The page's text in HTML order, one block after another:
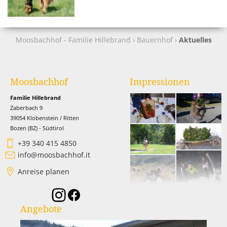
Moosbachhof - Familie Hillebrand › Bauernhof› Aktuelles
Moosbachhof
Familie Hillebrand
Zaberbach 9
39054 Klobenstein / Ritten
Bozen (BZ) - Südtirol
+39 340 415 4850
info@moosbachhof.it
Anreise planen
Angebote
Impressionen